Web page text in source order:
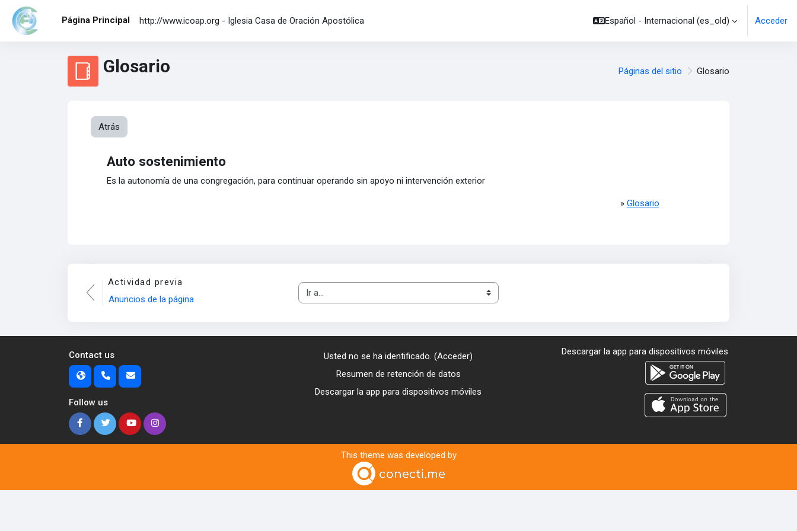
Salta al contenido principal
Página Principal
http://www.icoap.org​ - Iglesia Casa de Oración Apostólica Español - Internacional ‎(es_old)‎ Acceder
Glosario Páginas del sitio Glosario
Atrás
Auto sostenimiento
Es la autonomía de una congregación, para continuar operando sin apoyo ni intervención exterior
» Glosario
Actividad previa
Anuncios de la página
Contact us
Follow us
Usted no se ha identificado. (Acceder)
Resumen de retención de datos
Descargar la app para dispositivos móviles
Descargar la app para dispositivos móviles
This theme was developed by